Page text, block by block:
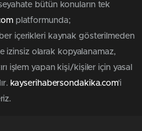
bütün konuların tek
platformunda;
içerikleri kaynak gösterilmeden
izinsiz olarak kopyalanamaz,
işlem yapan kişi/kişiler için yasal
kayserihabersondakika.com'i